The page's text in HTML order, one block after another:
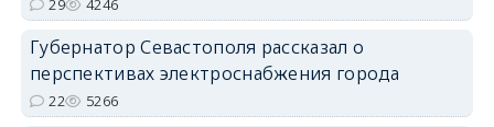
29 4246
Губернатор Севастополя рассказал о
перспективах электроснабжения города
22 5266